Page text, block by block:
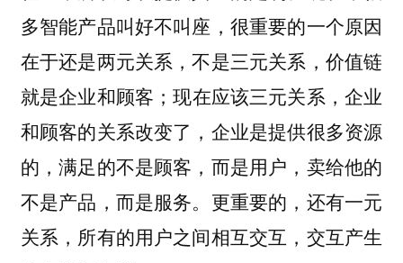
多智能产品叫好不叫座，很重要的一个原因
在于还是两元关系，不是三元关系，价值链
就是企业和顾客；现在应该三元关系，企业
和顾客的关系改变了，企业是提供很多资源
的，满足的不是顾客，而是用户，卖给他的
不是产品，而是服务。更重要的，还有一元
关系，所有的用户之间相互交互，交互产生